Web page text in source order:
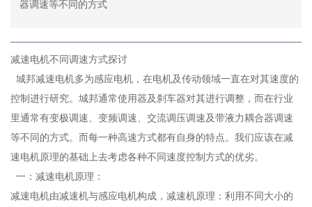
微信
扫一扫
器调速等不同的方式
减速电机不同调速方式探讨
城邦减速电机多为感应电机，在电机及传动领域一直在对其速度的
控制进行研究。城邦通常使用器及刹车器对其进行调整，而在行业
里通常有变极调速、变频调速、交流调压调速及带液力耦合器调速
等不同的方式。而每一种高速方式都有自身的特点。我们应该在减
速电机原理的基础上去考虑各种不同速度控制方式的优劣。
一：减速电机原理：
减速电机由减速机与感应电机构成，减速机原理：利用不同大小的